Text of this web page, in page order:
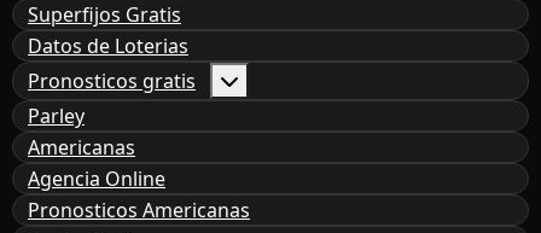
Superfijos Gratis
Datos de Loterias
Pronosticos gratis
Parley
Americanas
Agencia Online
Pronosticos Americanas